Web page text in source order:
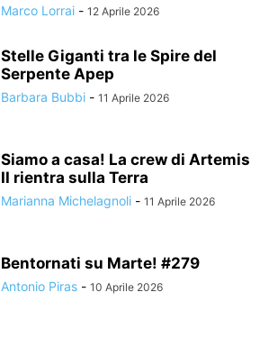
Marco Lorrai - 12 Aprile 2026
Stelle Giganti tra le Spire del
Serpente Apep
Barbara Bubbi - 11 Aprile 2026
Siamo a casa! La crew di Artemis
II rientra sulla Terra
Marianna Michelagnoli - 11 Aprile 2026
Bentornati su Marte! #279
Antonio Piras - 10 Aprile 2026